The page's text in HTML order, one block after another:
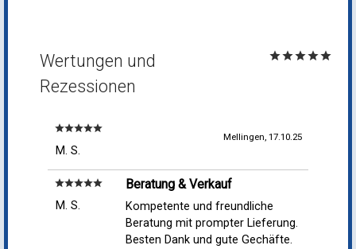
Wertungen und
Rezessionen
starstarstarstarstar
starstarstarstarstar
M. S.
Mellingen, 17.10.25
starstarstarstarstar
M. S.
Beratung & Verkauf
Kompetente und freundliche
Beratung mit prompter Lieferung.
Besten Dank und gute Gechäfte.